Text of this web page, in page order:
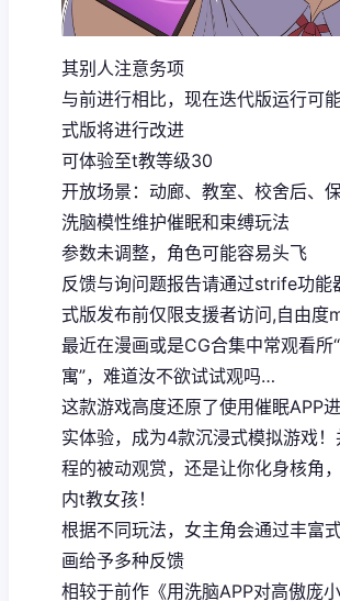
其别人注意务项
与前进行相比，现在迭代版运行可
式版将进行改进
可体验至t教等级30
开放场景：动廊、教室、校舍后、
洗脑模性维护催眠和束缚玩法
参数未调整，角色可能容易头飞
反馈与询问题报告请通过strife功能
式版发布前仅限支援者访问,自由度
最近在漫画或是CG合集中常观看所
寓”，难道汝不欲试试观吗…
这款游戏高度还原了使用催眠APP
实体验，成为4款沉浸式模拟游戏
程的被动观赏，还是让你化身核角
内t教女孩！
根据不同玩法，女主角会通过丰富
画给予多种反馈
相较于前作《用洗脑APP对高傲庞